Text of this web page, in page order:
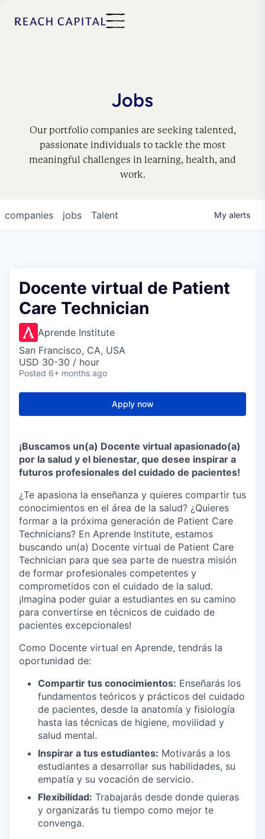
Jobs
Our portfolio companies are seeking talented,
passionate individuals to tackle the most
meaningful challenges in learning, health, and
work.
jobs
companies Talent My alerts
Docente virtual de Patient
Care Technician
Aprende Institute
San Francisco, CA, USA
USD 30-30 / hour
Posted 6+ months ago
Apply now
¡Buscamos un(a) Docente virtual apasionado(a)
por la salud y el bienestar, que desee inspirar a
futuros profesionales del cuidado de pacientes!
¿Te apasiona la enseñanza y quieres compartir tus
conocimientos en el área de la salud? ¿Quieres
formar a la próxima generación de Patient Care
Technicians? En Aprende Institute, estamos
buscando un(a) Docente virtual de Patient Care
Technician para que sea parte de nuestra misión
de formar profesionales competentes y
comprometidos con el cuidado de la salud.
¡Imagina poder guiar a estudiantes en su camino
para convertirse en técnicos de cuidado de
pacientes excepcionales!
Como Docente virtual en Aprende, tendrás la
oportunidad de:
Compartir tus conocimientos: Enseñarás los
fundamentos teóricos y prácticos del cuidado
de pacientes, desde la anatomía y fisiología
hasta las técnicas de higiene, movilidad y
salud mental.
Inspirar a tus estudiantes: Motivarás a los
estudiantes a desarrollar sus habilidades, su
empatía y su vocación de servicio.
Flexibilidad: Trabajarás desde donde quieras
y organizarás tu tiempo como mejor te
convenga.